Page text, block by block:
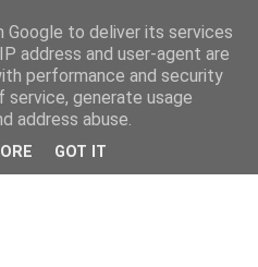
Google to deliver its services
address and user-agent are
performance and security
generate usage
address abuse.
GOT IT